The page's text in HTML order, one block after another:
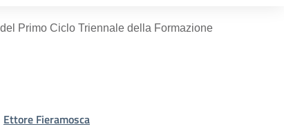
Primo Ciclo Triennale della Formazione
Ettore Fieramosca